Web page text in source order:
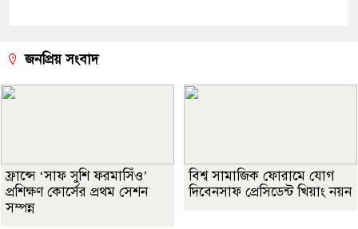
জনপ্রিয় সংবাদ
ফ্রান্সে ‘সাফ সুশি ফরমাসিঁও’
প্রশিক্ষণ কোর্সের প্রথম সেশন
সম্পন্ন
বিশ্ব সামাজিক ফোরামে যোগ
দিবেনসাফ প্রেসিডেন্ট খিয়াং নয়ন